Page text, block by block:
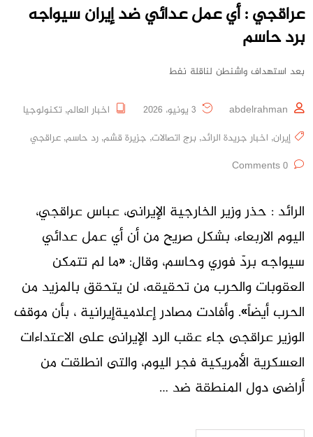
عراقجي : أي عمل عدائي ضد إيران سيواجه
برد حاسم
بعد استهداف واشنطن لناقلة نفط
abdelrahman اخبار العالم, تكنولوجيا
إيران, اخبار جريدة الرائد, برج اتصالات, جزيرة قشم, رد حاسم, عراقجي
الرائد : حذر وزير الخارجية الإيرانى، عباس عراقجي،
اليوم الاربعاء، بشكل صريح من أن أي عمل عدائي
سيواجه بردّ فوري وحاسم، وقال: «ما لم تتمكن
العقوبات والحرب من تحقيقه، لن يتحقق بالمزيد من
الحرب أيضاً». وأفادت مصادر إعلاميةإيرانية ، بأن موقف
الوزير عراقجى جاء عقب الرد الإيرانى على الاعتداءات
العسكرية الأمريكية فجر اليوم، والتى انطلقت من
أراضى دول المنطقة ضد …